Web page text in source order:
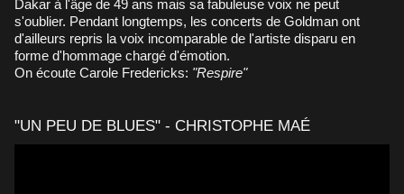
Dakar à l'âge de 49 ans mais sa fabuleuse voix ne peut
s'oublier. Pendant longtemps, les concerts de Goldman ont
d'ailleurs repris la voix incomparable de l'artiste disparu en
forme d'hommage chargé d'émotion.
On écoute Carole Fredericks: "Respire"
"UN PEU DE BLUES" - CHRISTOPHE MAÉ